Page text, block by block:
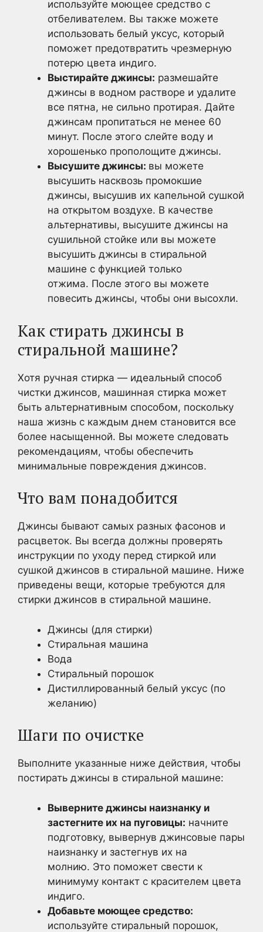
используйте моющее средство с
отбеливателем. Вы также можете
использовать белый уксус, который
поможет предотвратить чрезмерную
потерю цвета индиго.
Выстирайте джинсы: размешайте
джинсы в водном растворе и удалите
все пятна, не сильно протирая. Дайте
джинсам пропитаться не менее 60
минут. После этого слейте воду и
хорошенько прополощите джинсы.
Высушите джинсы: вы можете
высушить насквозь промокшие
джинсы, высушив их капельной сушкой
на открытом воздухе. В качестве
альтернативы, высушите джинсы на
сушильной стойке или вы можете
высушить джинсы в стиральной
машине с функцией только
отжима. После этого вы можете
повесить джинсы, чтобы они высохли.
Как стирать джинсы в
стиральной машине?
Хотя ручная стирка — идеальный способ
чистки джинсов, машинная стирка может
быть альтернативным способом, поскольку
наша жизнь с каждым днем становится все
более насыщенной. Вы можете следовать
рекомендациям, чтобы обеспечить
минимальные повреждения джинсов.
Что вам понадобится
Джинсы бывают самых разных фасонов и
расцветок. Вы всегда должны проверять
инструкции по уходу перед стиркой или
сушкой джинсов в стиральной машине. Ниже
приведены вещи, которые требуются для
стирки джинсов в стиральной машине.
Джинсы (для стирки)
Стиральная машина
Вода
Стиральный порошок
Дистиллированный белый уксус (по
желанию)
Шаги по очистке
Выполните указанные ниже действия, чтобы
постирать джинсы в стиральной машине:
Выверните джинсы наизнанку и
застегните их на пуговицы: начните
подготовку, вывернув джинсовые пары
наизнанку и застегнув их на
молнию. Это поможет свести к
минимуму контакт с красителем цвета
индиго.
Добавьте моющее средство:
используйте стиральный порошок,